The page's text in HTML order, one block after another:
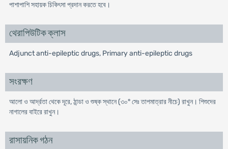
পাশাপাশি সহায়ক চিকিৎসা প্রদান করতে হবে।
থেরাপিউটিক ক্লাস
Adjunct anti-epileptic drugs, Primary anti-epileptic drugs
সংরক্ষণ
আলো ও আর্দ্রতা থেকে দূরে, ঠান্ডা ও শুষ্ক স্থানে (৩০° সেঃ তাপমাত্রার নীচে) রাখুন। শিশুদের
নাগালের বাইরে রাখুন।
রাসায়নিক গঠন